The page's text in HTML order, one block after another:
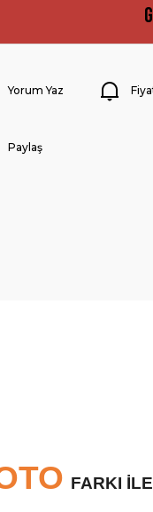
Yorum Yaz
Paylaş
FARKI